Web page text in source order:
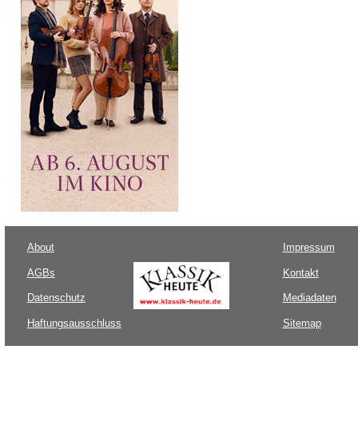
About
AGBs
Datenschutz
Haftungsausschluss
Impressum
Kontakt
Mediadaten
Sitemap